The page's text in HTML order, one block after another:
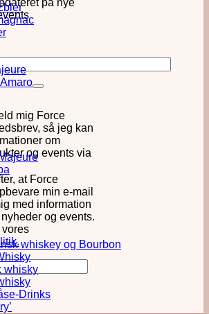
mig Force
så jeg kan
om
og events via
at Force
min e-mail
med information
og events.
whiskey og Bourbon
whisky
Drinks